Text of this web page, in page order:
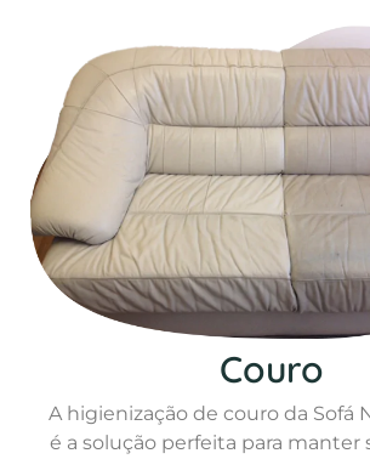
Couro
A higienização de couro da Sofá
é a solução perfeita para manter